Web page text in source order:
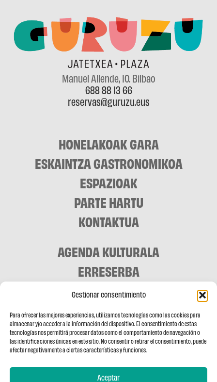
Gestionar consentimiento
Para ofrecer las mejores experiencias, utilizamos tecnologías como las cookies para
almacenar y/o acceder a la información del dispositivo. El consentimiento de estas
tecnologías nos permitirá procesar datos como el comportamiento de navegación o
las identificaciones únicas en este sitio. No consentir o retirar el consentimiento, puede
afectar negativamente a ciertas características y funciones.
Aceptar
Manuel Allende, 10. Bilbao
688 88 13 66
reservas@guruzu.eus
HONELAKOAK GARA
ESKAINTZA GASTRONOMIKOA
ESPAZIOAK
PARTE HARTU
KONTAKTUA
AGENDA KULTURALA
ERRESERBA